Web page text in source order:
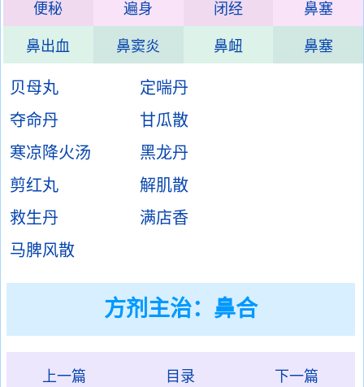
便秘 遍身 闭经 鼻塞
鼻出血 鼻窦炎 鼻衄 鼻塞
贝母丸
定喘丹
夺命丹
甘瓜散
寒凉降火汤
黑龙丹
剪红丸
解肌散
救生丹
满店香
马脾风散
方剂主治： 鼻合
上一篇 目录 下一篇